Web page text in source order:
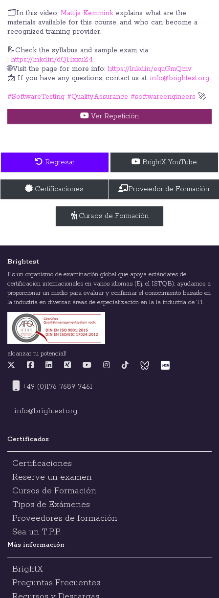
🗂️In this video, Mattijs Kemminkexplains what are the
materials available for this course, and who can become a
recognized training provider.
📝Check the syllabus and sample exam via
: https://lnkd.in/dQHxxuZ4
🌐Visit the page for more info: https://lnkd.in/equGmQmv
📩 If you have any questions, contact us at: info@brightest.org
#SoftwareTesting #QualityAssurance #softwareengineers 🚀
Ver Repetición
Regresar BrightX YouTube
Certificaciones Proveedor de Formación
Cursos de Formación
Brightest
Es un organismo de examinación global que apoya estándares de
certificación internacionales en varios idiomas (Ej. el ISTQB), ayudamos a
proporcionar un medio para evaluar y confirmar el conocimiento basado en
la industria en diversas áreas de especialización en la la industria de TI.
alcanzar tu potencial!
+49 (0)176 7689 7461
info@brightest.org
Certificados
Certificaciones
Reserve un examen
Cursos de Formación
Tipos de Exámenes
Proveedores de formación
Sea un T.P.P.
Más información
BrightX
Preguntas Frecuentes